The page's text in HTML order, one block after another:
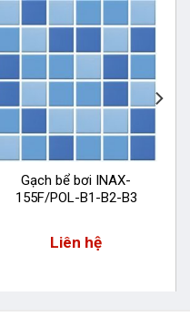
Gạch bể bơi INAX-
155F/POL-B1-B2-B3
Liên hệ